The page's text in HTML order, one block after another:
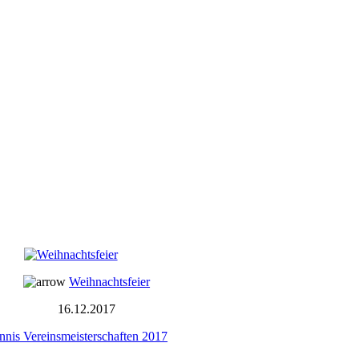
Weihnachtsfeier
16.12.2017